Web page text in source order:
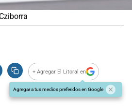
+ Agregar El Litoral en
Agregar a tus medios preferidos en Google